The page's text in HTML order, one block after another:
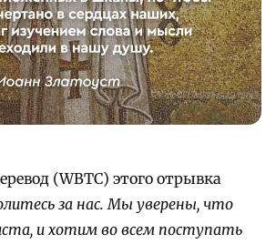
(WBTC) этого отрывка
за нас. Мы уверены, что
и хотим во всем поступать